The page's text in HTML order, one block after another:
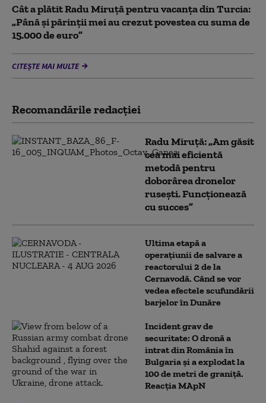
Cât a plătit Radu Miruță pentru vacanța din Turcia:
„Până și părinții mei au crezut povestea cu suma de
15.000 de euro”
CITEȘTE MAI MULTE
Recomandările redacţiei
Radu Miruță: „Am găsit
cea mai eficientă
metodă pentru
doborârea dronelor
rusești. Funcționează
cu succes”
Ultima etapă a
operațiunii de salvare a
reactorului 2 de la
Cernavodă. Când se vor
vedea efectele scufundării
barjelor în Dunăre
Incident grav de
securitate: O dronă a
intrat din România în
Bulgaria şi a explodat la
100 de metri de graniţă.
Reacția MApN